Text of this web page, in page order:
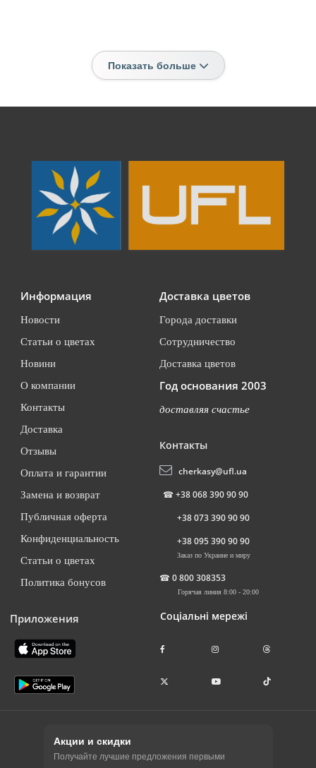
Показать больше
Информация
Новости
Статьи о цветах
Новини
О компании
Контакты
Доставка
Отзывы
Оплата и гарантии
Замена и возврат
Публичная оферта
Конфиденциальность
Статьи о цветах
Политика бонусов
Приложения
Доставка цветов
Города доставки
Сотрудничество
Доставка цветов
Год основания 2003
доставляя счастье
Контакты
cherkasy@ufl.ua
☎ +38 068 390 90 90
+38 073 390 90 90
+38 095 390 90 90
Заказ по Украине и миру
☎ 0 800 308353
Горячая линия 8:00 - 20:00
Соціальні мережі
Акции и скидки
Получайте лучшие предложения первыми